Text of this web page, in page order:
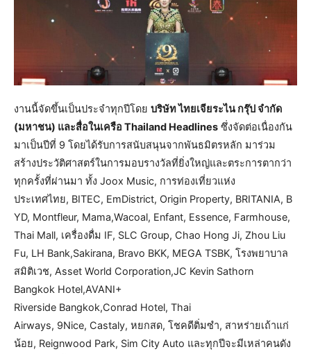
งานนี้จัดขึ้นเป็นประจำทุกปีโดย บริษัท ไทยเจียระไน กรุ๊ป จำกัด
(มหาชน) และสื่อในเครือ Thailand Headlines ซึ่งจัดต่อเนื่องกัน
มาเป็นปีที่ 9 โดยได้รับการสนับสนุนจากพันธมิตรหลัก มาร่วม
สร้างประวัติศาสตร์ในการมอบรางวัลที่ยิ่งใหญ่และตระการตากว่า
ทุกครั้งที่ผ่านมา ทั้ง Joox Music, การท่องเที่ยวแห่ง
ประเทศไทย, BITEC, EmDistrict, Origin Property, BRITANIA, B
YD, Montfleur, Mama,Wacoal, Enfant, Essence, Farmhouse,
Thai Mall, เครื่องดื่ม IF, SLC Group, Chao Hong Ji, Zhou Liu
Fu, LH Bank,Sakirana, Bravo BKK, MEGA TSBK, โรงพยาบาล
สมิติเวช, Asset World Corporation,JC Kevin Sathorn
Bangkok Hotel,AVANI+
Riverside Bangkok,Conrad Hotel, Thai
Airways, 9Nice, Castaly, หยกสด, โชคดีติ่มซำ, สาหร่ายเถ้าแก่
น้อย, Reignwood Park, Sim City Auto และทุกปีจะมีเหล่าคนดัง